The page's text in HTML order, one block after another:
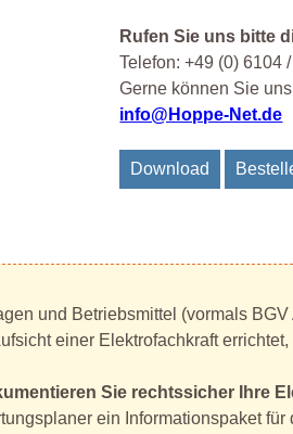
Rufen Sie uns bitte
Telefon: +49 (0) 6104
Gerne können Sie
info@Hoppe-Net.de
Download
und Betriebsmittel (vormals
einer Elektrofachkraft
Sie rechtssicher Ihre
ein Informationspaket